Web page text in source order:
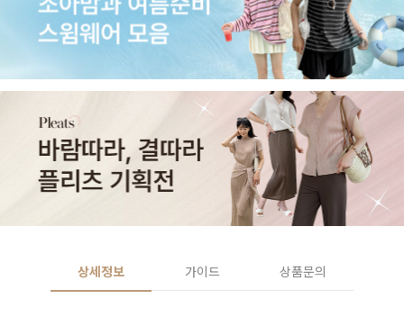
상세정보 가이드 상품문의